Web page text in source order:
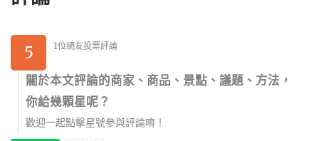
5 1位網友投票評論
關於本文評論的商家、商品、景點、議題、方法，
你給幾顆星呢？
歡迎一起點擊星號參與評論唷！